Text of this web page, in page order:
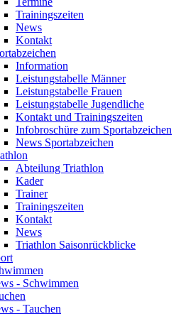
Trainingszeiten
News
Kontakt
Information
Leistungstabelle Männer
Leistungstabelle Frauen
Leistungstabelle Jugendliche
Kontakt und Trainingszeiten
Infobroschüre zum Sportabzeichen
News Sportabzeichen
Abteilung Triathlon
Kader
Trainer
Trainingszeiten
Kontakt
News
Triathlon Saisonrückblicke
- Schwimmen
- Tauchen